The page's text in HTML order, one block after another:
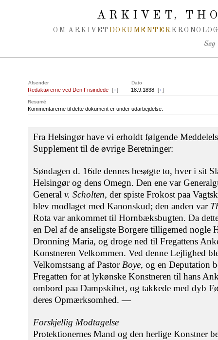
ARKIVET,
OM ARKIVET DOKUMENTER
Søg
Afsender Dato
Redaktørerne ved Den Frisindede [+] 18.9.1838 [+]
Resumé
Kommentarerne til dette dokument er under udarbejdelse.
Fra Helsingør have vi erholdt følgende
Supplement til de øvrige Beretninger:
Søndagen d. 16de dennes besøgte to, hver i sit
Helsingør og dens Omegn. Den ene var
General v. Scholten, der spiste Frokost paa
blev modlaget med Kanonskud; den anden var
Rota var ankommet til Hornbæksbugten. Da
en Del af de anseligste Borgere tilligemed nogle
Dronning Maria, og droge ned til Fregattens
Konstneren Velkommen. Ved denne Lejlighed
Velkomstsang af Pastor Boye, og en Deputation
Fregatten for at lykønske Konstneren til hans
ombord paa Dampskibet, og takkede med dyb
deres Opmærksomhed. —
Forskjellig Modtagelse
Protektionernes Mand og den herlige Konstner